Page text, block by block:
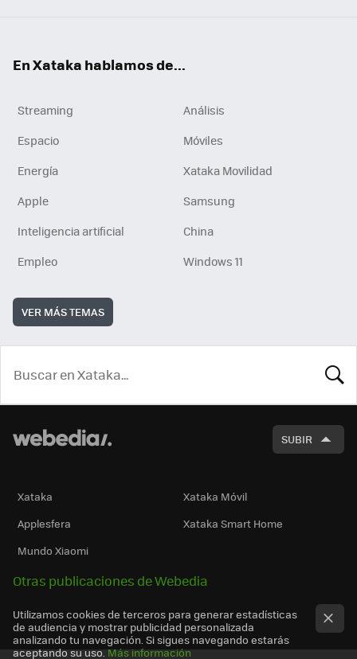
En Xataka hablamos de...
Streaming
Análisis
Espacio
Móviles
Energía
Xataka Movilidad
Apple
Samsung
Inteligencia artificial
China
Empleo
Windows 11
VER MÁS TEMAS
SUBIR
Xataka
Xataka Móvil
Applesfera
Xataka Smart Home
Mundo Xiaomi
Otras publicaciones de Webedia
Utilizamos cookies de terceros para generar estadísticas
de audiencia y mostrar publicidad personalizada
analizando tu navegación. Si sigues navegando estarás
aceptando su uso. Más información